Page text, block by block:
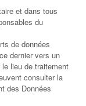
et dans tous
du
de données
dernier vers un
lieu de traitement
consulter la
des Données